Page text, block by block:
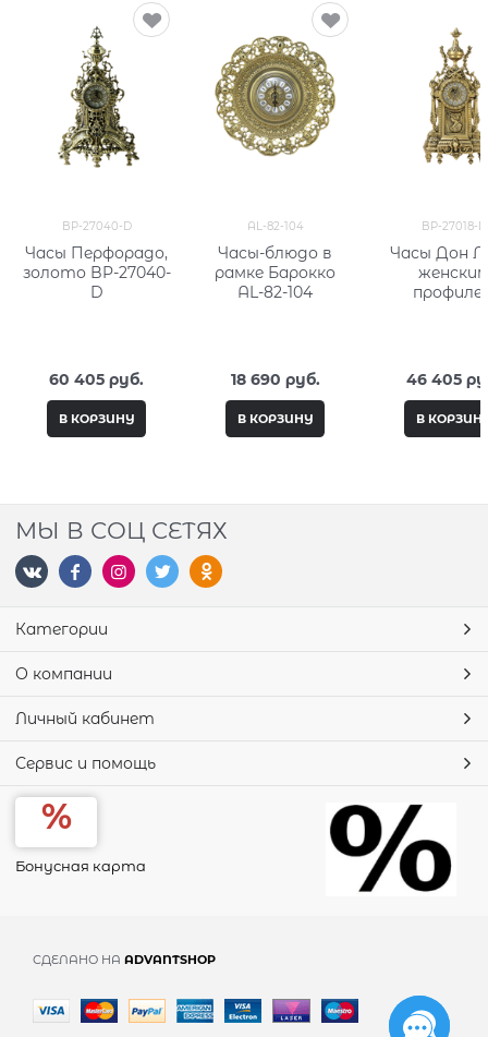
BP-27040-D
Часы Перфорадо,
золото BP-27040-
D
60 405 руб.
В КОРЗИНУ
AL-82-104
Часы-блюдо в
рамке Барокко
AL-82-104
18 690 руб.
В КОРЗИНУ
BP-27018-D
Часы Дон Луи c
46 405
В
МЫ В СОЦ СЕТЯХ
Категории
О компании
Личный кабинет
Сервис и помощь
Бонусная карта
СДЕЛАНО НА ADVANTSHOP